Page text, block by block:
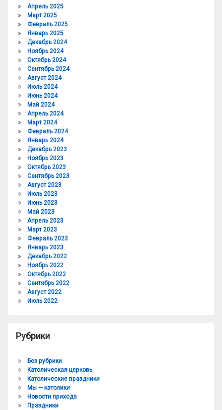
Апрель 2025
Март 2025
Февраль 2025
Январь 2025
Декабрь 2024
Ноябрь 2024
Октябрь 2024
Сентябрь 2024
Август 2024
Июль 2024
Июнь 2024
Май 2024
Апрель 2024
Март 2024
Февраль 2024
Январь 2024
Декабрь 2023
Ноябрь 2023
Октябрь 2023
Сентябрь 2023
Август 2023
Июль 2023
Июнь 2023
Май 2023
Апрель 2023
Март 2023
Февраль 2023
Январь 2023
Декабрь 2022
Ноябрь 2022
Октябрь 2022
Сентябрь 2022
Август 2022
Июль 2022
Рубрики
Без рубрики
Католическая церковь
Католические праздники
Мы — католики
Новости прихода
Праздники